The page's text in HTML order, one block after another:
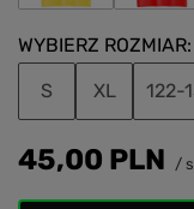
WYBIERZ ROZMIAR
S
XL 122-
45,00 PLN /